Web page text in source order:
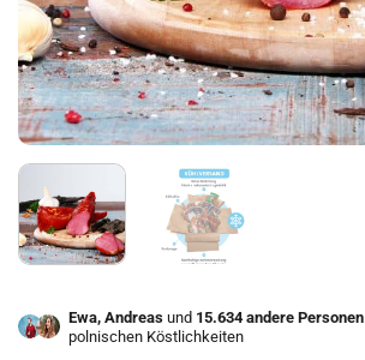
Ewa, Andreas und 15.634 andere Personen
polnischen Köstlichkeiten